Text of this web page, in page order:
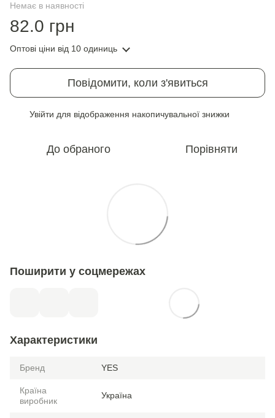
Немає в наявності
82.0 грн
Оптові ціни від 10 одиниць
Повідомити, коли з'явиться
Увійти для відображення накопичувальної знижки
До обраного Порівняти
Поширити у соцмережах
Характеристики
Бренд YES
Країна
виробник
Україна